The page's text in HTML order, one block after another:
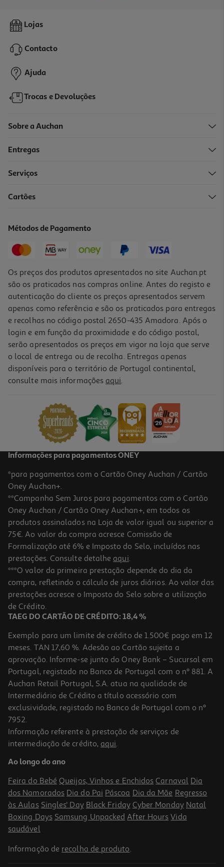
Livro Vamos P/ Jardim De Inf. Matemática - 5-6 Anos
12,00 € PVP de editor
9,60 €
-30%
8,80 € PVP de editor
Promoção
-30%
Livro Férias Com Carros 3: 5 Anos De: Disney
PVP de editor
-10%
Livro Supermiúdos - Pré- Escolar 4/5 Português
10.8 €/metro
12,00 € PVP de editor
10,80 €
Livro Atividades Pré-Escolares Panda - 3-4 Anos
9.9 €/un
PVP de editor
9,90 €
Lojas
Contacto
Ajuda
Trocas e Devoluções
Sobre a Auchan
Entregas
Serviços
Cartões
Métodos de Pagamento
Os preços dos produtos apresentados no site Auchan.pt
são os praticados nas compras online. Antes do registo e
autenticação do cliente os preços apresentados servem
apenas como referência e são os praticados para entregas
e recolhas no código postal 2650-435 Amadora. Após o
login e em função da proximidade e do código postal,
serão apresentados os preços em vigor na loja que serve
o local de entrega ou de recolha. Entregas apenas
disponíveis para o território de Portugal continental,
consulte mais informações aqui.
Informações para pagamentos ONEY
*para pagamentos com o Cartão Oney Auchan / Cartão
Oney Auchan+.
**Campanha Sem Juros para pagamentos com o Cartão
Oney Auchan / Cartão Oney Auchan+, em todos os
produtos assinalados na Loja de valor igual ou superior a
75€. Ao valor da compra acresce Comissão de
Formalização até 6% e Imposto do Selo, incluídos nas
prestações. Consulte detalhe aqui.
***O valor da primeira prestação depende do dia da
compra, refletindo o cálculo de juros diários. Ao valor das
prestações acresce o Imposto do Selo sobre a utilização
de Crédito.
TAEG DO CARTÃO DE CRÉDITO: 18,4 %
Exemplo para um limite de crédito de 1.500€ pago em 12
meses. TAN 17,60 %. Adesão ao Cartão sujeita a
aprovação. Informe-se junto do Oney Bank – Sucursal em
Portugal, registado no Banco de Portugal com o nº 881. A
Auchan Retail Portugal, S.A. atua na qualidade de
Intermediário de Crédito a título acessório com
exclusividade, registado no Banco de Portugal com o nº
7952.
Informação referente à prestação de serviços de
intermediação de crédito, aqui.
Ao longo do ano
Feira do Bebé Queijos, Vinhos e Enchidos Carnaval Dia
dos Namorados Dia do Pai Páscoa Dia da Mãe Regresso
às Aulas Singles' Day Black Friday Cyber Monday Natal
Boxing Days Samsung Unpacked After Hours Vida
saudável
Informação de recolha de produto.